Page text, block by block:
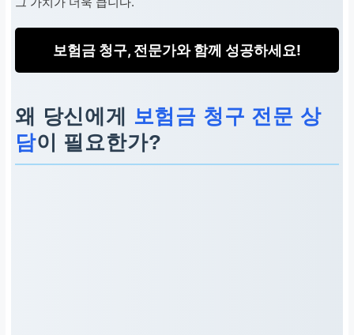
보험금 청구, 전문가와 함께 성공하세요!
왜 당신에게
보험금 청구 전문 상
담이 필요한가?